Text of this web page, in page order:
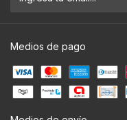
Medios de pago